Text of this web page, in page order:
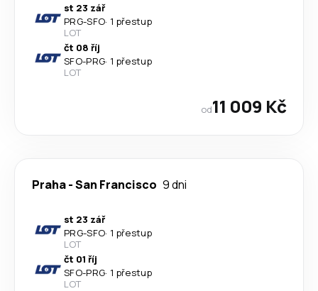
st 23 zář
PRG-SFO· 1 přestup
LOT
čt 08 říj
SFO-PRG· 1 přestup
LOT
od11 009 Kč
Praha-San Francisco 9 dni
st 23 zář
PRG-SFO· 1 přestup
LOT
čt 01 říj
SFO-PRG· 1 přestup
LOT